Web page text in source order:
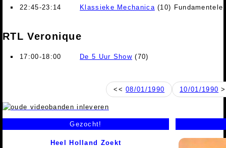
22:45-23:14
Klassieke Mechanica (10) Fundamentele
RTL Veronique
17:00-18:00 De 5 Uur Show (70)
<<08/01/1990 10/01/1990
Gezocht!
Heel Holland Zoekt